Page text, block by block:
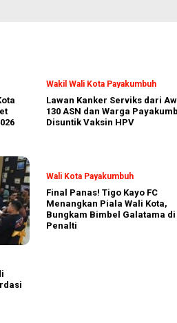
Wakil Wali Kota Payakumbuh
Lawan Kanker Serviks dari
130 ASN dan Warga
Disuntik Vaksin HPV
Wali Kota Payakumbuh
Final Panas! Tigo Kayo FC
Menangkan Piala Wali Kota,
Bungkam Bimbel Galatama di
Penalti